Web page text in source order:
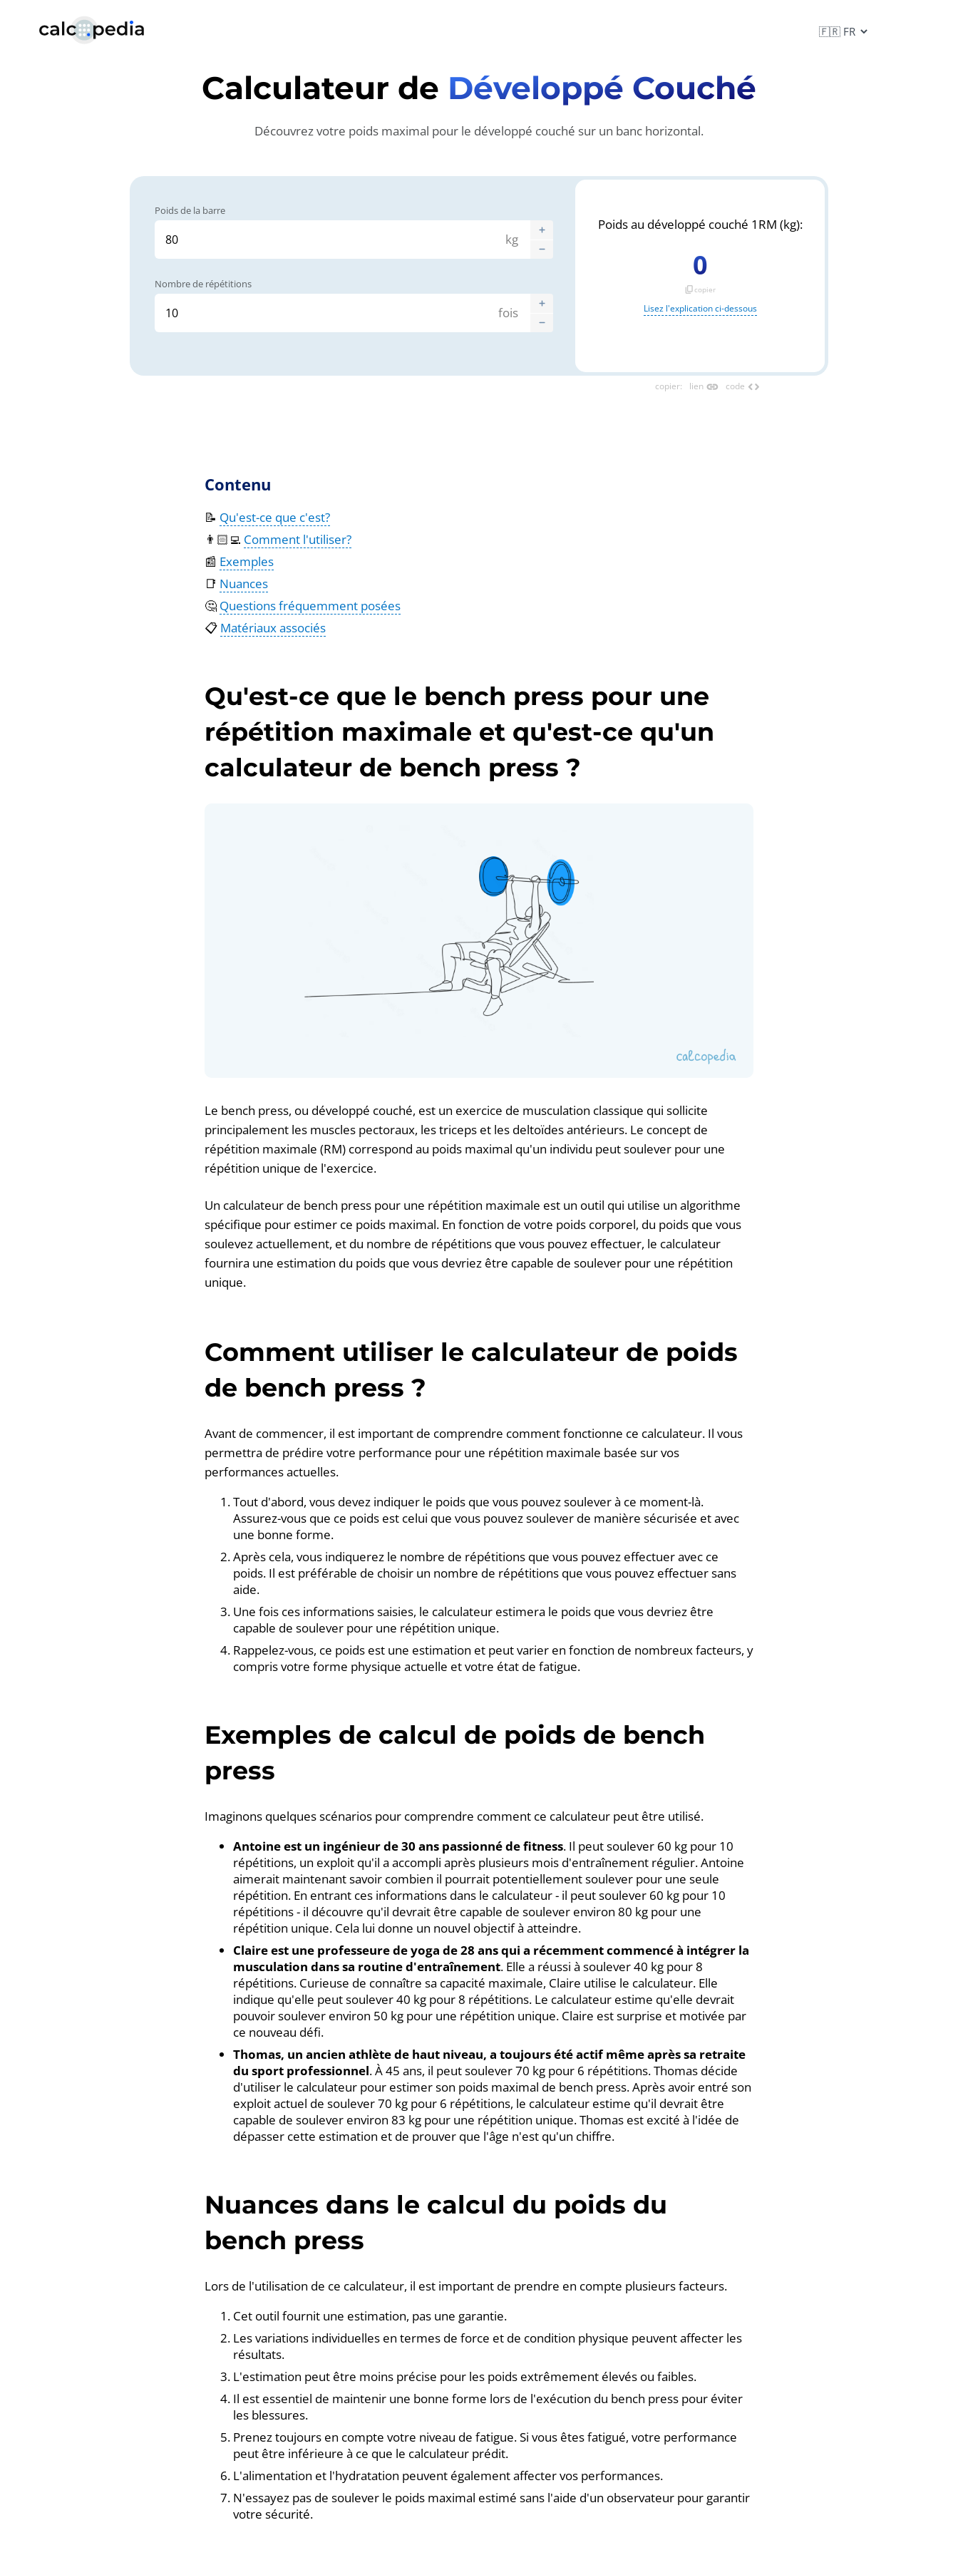
Calculateur de Développé Couché
Découvrez votre poids maximal pour le développé couché sur un banc horizontal.
Poids de la barre
kg
Nombre de répétitions
fois
Poids au développé couché 1RM (kg):
0
content_copycopier
Lisez l'explication ci-dessous
copier: lien link code code
Contenu
📝 Qu'est-ce que c'est?
👨🏻‍💻 Comment l'utiliser?
📰 Exemples
📑 Nuances
🤔 Questions fréquemment posées
📋 Matériaux associés
Qu'est-ce que le bench press pour une
répétition maximale et qu'est-ce qu'un
calculateur de bench press ?
Le bench press, ou développé couché, est un exercice de musculation classique qui sollicite
principalement les muscles pectoraux, les triceps et les deltoïdes antérieurs. Le concept de
répétition maximale (RM) correspond au poids maximal qu'un individu peut soulever pour une
répétition unique de l'exercice.
Un calculateur de bench press pour une répétition maximale est un outil qui utilise un algorithme
spécifique pour estimer ce poids maximal. En fonction de votre poids corporel, du poids que vous
soulevez actuellement, et du nombre de répétitions que vous pouvez effectuer, le calculateur
fournira une estimation du poids que vous devriez être capable de soulever pour une répétition
unique.
Comment utiliser le calculateur de poids
de bench press ?
Avant de commencer, il est important de comprendre comment fonctionne ce calculateur. Il vous
permettra de prédire votre performance pour une répétition maximale basée sur vos
performances actuelles.
Tout d'abord, vous devez indiquer le poids que vous pouvez soulever à ce moment-là.
Assurez-vous que ce poids est celui que vous pouvez soulever de manière sécurisée et avec
une bonne forme.
Après cela, vous indiquerez le nombre de répétitions que vous pouvez effectuer avec ce
poids. Il est préférable de choisir un nombre de répétitions que vous pouvez effectuer sans
aide.
Une fois ces informations saisies, le calculateur estimera le poids que vous devriez être
capable de soulever pour une répétition unique.
Rappelez-vous, ce poids est une estimation et peut varier en fonction de nombreux facteurs, y
compris votre forme physique actuelle et votre état de fatigue.
Exemples de calcul de poids de bench
press
Imaginons quelques scénarios pour comprendre comment ce calculateur peut être utilisé.
Antoine est un ingénieur de 30 ans passionné de fitness. Il peut soulever 60 kg pour 10
répétitions, un exploit qu'il a accompli après plusieurs mois d'entraînement régulier. Antoine
aimerait maintenant savoir combien il pourrait potentiellement soulever pour une seule
répétition. En entrant ces informations dans le calculateur - il peut soulever 60 kg pour 10
répétitions - il découvre qu'il devrait être capable de soulever environ 80 kg pour une
répétition unique. Cela lui donne un nouvel objectif à atteindre.
Claire est une professeure de yoga de 28 ans qui a récemment commencé à intégrer la
musculation dans sa routine d'entraînement. Elle a réussi à soulever 40 kg pour 8
répétitions. Curieuse de connaître sa capacité maximale, Claire utilise le calculateur. Elle
indique qu'elle peut soulever 40 kg pour 8 répétitions. Le calculateur estime qu'elle devrait
pouvoir soulever environ 50 kg pour une répétition unique. Claire est surprise et motivée par
ce nouveau défi.
Thomas, un ancien athlète de haut niveau, a toujours été actif même après sa retraite
du sport professionnel. À 45 ans, il peut soulever 70 kg pour 6 répétitions. Thomas décide
d'utiliser le calculateur pour estimer son poids maximal de bench press. Après avoir entré son
exploit actuel de soulever 70 kg pour 6 répétitions, le calculateur estime qu'il devrait être
capable de soulever environ 83 kg pour une répétition unique. Thomas est excité à l'idée de
dépasser cette estimation et de prouver que l'âge n'est qu'un chiffre.
Nuances dans le calcul du poids du
bench press
Lors de l'utilisation de ce calculateur, il est important de prendre en compte plusieurs facteurs.
Cet outil fournit une estimation, pas une garantie.
Les variations individuelles en termes de force et de condition physique peuvent affecter les
résultats.
L'estimation peut être moins précise pour les poids extrêmement élevés ou faibles.
Il est essentiel de maintenir une bonne forme lors de l'exécution du bench press pour éviter
les blessures.
Prenez toujours en compte votre niveau de fatigue. Si vous êtes fatigué, votre performance
peut être inférieure à ce que le calculateur prédit.
L'alimentation et l'hydratation peuvent également affecter vos performances.
N'essayez pas de soulever le poids maximal estimé sans l'aide d'un observateur pour garantir
votre sécurité.